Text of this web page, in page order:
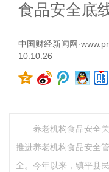
食品安全底
中国财经新闻网
10:10:26
养老机构食品安全
推进养老机构食品安全
全。今年以来，镇平县